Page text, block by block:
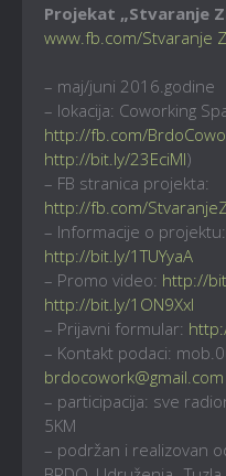
Projekat „Stvaranje
www.fb.com/Stvaranje
– maj/juni 2016.godine
– lokacija: Coworking
http://fb.com/
http://bit.ly/23EciMl)
– FB stranica projekta:
http://fb.com/
– Informacije o projektu:
http://bit.ly/1TUYyaA
– Promo video: http://
http://bit.ly/1ON9Xxl
– Prijavni formular:
– Kontakt podaci:
brdocowork@gmail.com
– participacija: sve
5KM
– podržan i realizovan